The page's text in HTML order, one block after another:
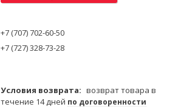
+7 (707) 702-60-50
+7 (727) 328-73-28
возврат товара в
течение 14 дней по договоренности